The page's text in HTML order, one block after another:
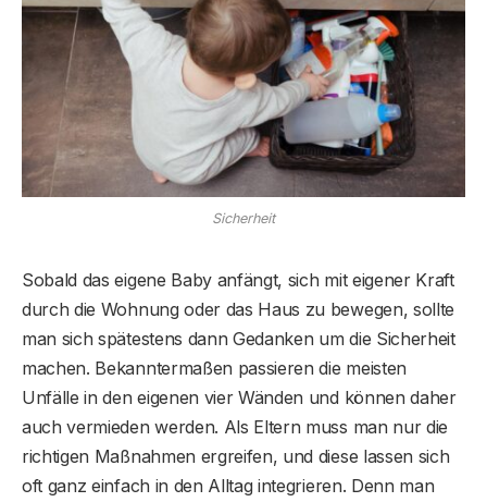
Sicherheit
Sobald das eigene Baby anfängt, sich mit eigener Kraft
durch die Wohnung oder das Haus zu bewegen, sollte
man sich spätestens dann Gedanken um die Sicherheit
machen. Bekanntermaßen passieren die meisten
Unfälle in den eigenen vier Wänden und können daher
auch vermieden werden. Als Eltern muss man nur die
richtigen Maßnahmen ergreifen, und diese lassen sich
oft ganz einfach in den Alltag integrieren. Denn man